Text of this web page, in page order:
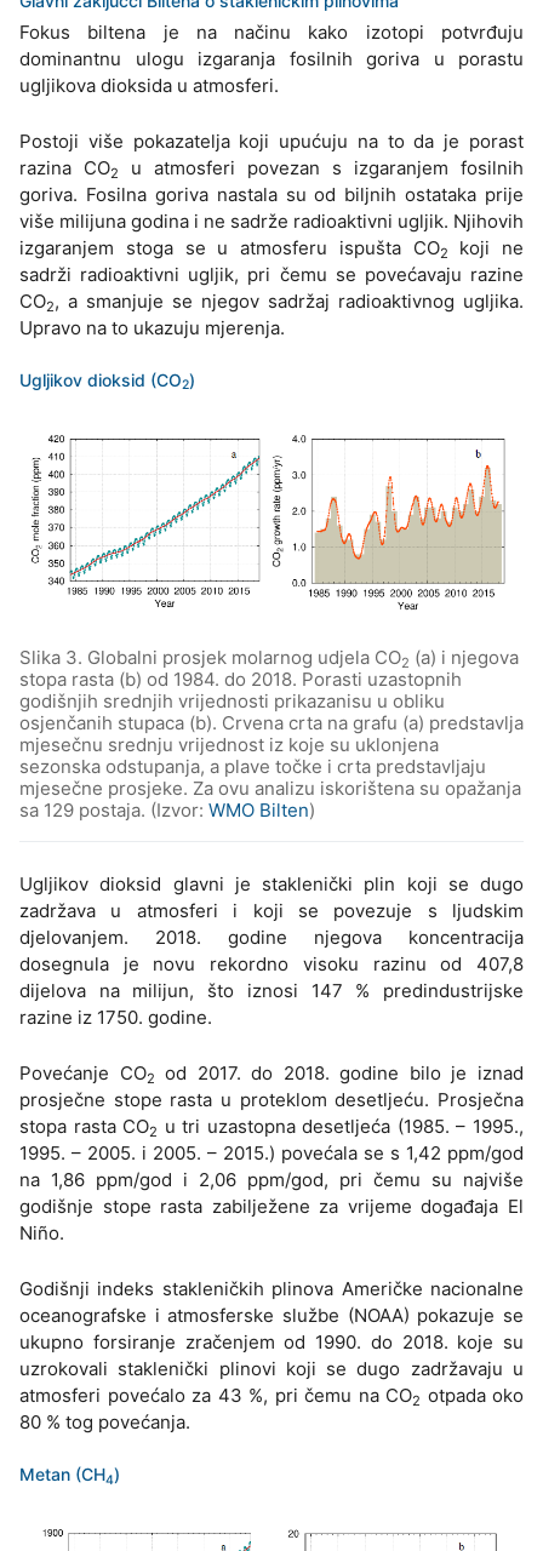
Fokus biltena je na načinu kako izotopi potvrđuju
dominantnu ulogu izgaranja fosilnih goriva u porastu
ugljikova dioksida u atmosferi.
Postoji više pokazatelja koji upućuju na to da je porast
razina CO2
u atmosferi povezan s izgaranjem fosilnih
goriva. Fosilna goriva nastala su od biljnih ostataka prije
više milijuna godina i ne sadrže radioaktivni ugljik. Njihovih
izgaranjem stoga se u atmosferu ispušta CO2
koji ne
sadrži radioaktivni ugljik, pri čemu se povećavaju razine
CO2, a smanjuje se njegov sadržaj radioaktivnog ugljika.
Upravo na to ukazuju mjerenja.
Ugljikov dioksid (CO2)
Slika 3. Globalni prosjek molarnog udjela CO2 (a) i njegova
stopa rasta (b) od 1984. do 2018. Porasti uzastopnih
godišnjih srednjih vrijednosti prikazanisu u obliku
osjenčanih stupaca (b). Crvena crta na grafu (a) predstavlja
mjesečnu srednju vrijednost iz koje su uklonjena
sezonska odstupanja, a plave točke i crta predstavljaju
mjesečne prosjeke. Za ovu analizu iskorištena su opažanja
sa 129 postaja. (Izvor: WMO Bilten)
Ugljikov dioksid glavni je staklenički plin koji se dugo
zadržava u atmosferi i koji se povezuje s ljudskim
djelovanjem. 2018. godine njegova koncentracija
dosegnula je novu rekordno visoku razinu od 407,8
dijelova na milijun, što iznosi 147 % predindustrijske
razine iz 1750. godine.
Povećanje CO2
od 2017. do 2018. godine bilo je iznad
prosječne stope rasta u proteklom desetljeću. Prosječna
stopa rasta CO2 u tri uzastopna desetljeća (1985. – 1995.,
1995. – 2005. i 2005. – 2015.) povećala se s 1,42 ppm/god
na 1,86 ppm/god i 2,06 ppm/god, pri čemu su najviše
godišnje stope rasta zabilježene za vrijeme događaja El
Niño.
Godišnji indeks stakleničkih plinova Američke nacionalne
oceanografske i atmosferske službe (NOAA) pokazuje se
ukupno forsiranje zračenjem od 1990. do 2018. koje su
uzrokovali staklenički plinovi koji se dugo zadržavaju u
atmosferi povećalo za 43 %, pri čemu na CO2 otpada oko
80 % tog povećanja.
Metan (CH4)